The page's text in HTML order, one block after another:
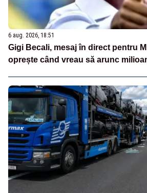
6 aug. 2026, 18:51
Gigi Becali, mesaj în direct pentru
oprește când vreau să arunc